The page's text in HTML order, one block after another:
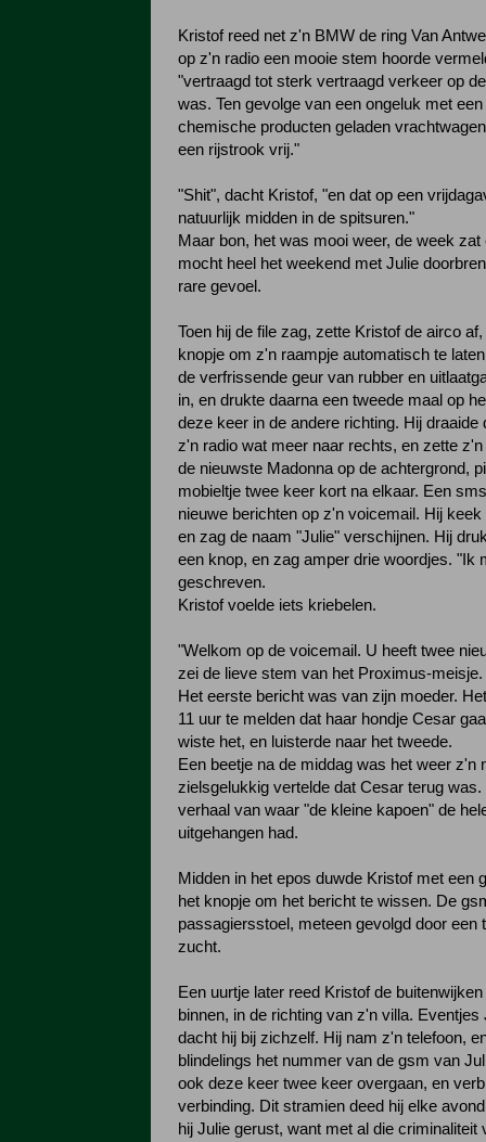
Kristof reed net z'n BMW de ring Van
op z'n radio een mooie stem hoorde
"vertraagd tot sterk vertraagd verkeer op
was. Ten gevolge van een ongeluk met
chemische producten geladen
een rijstrook vrij."
"Shit", dacht Kristof, "en dat op een
natuurlijk midden in de spitsuren."
Maar bon, het was mooi weer, de week zat
mocht heel het weekend met Julie
rare gevoel.
Toen hij de file zag, zette Kristof de airco
knopje om z'n raampje automatisch te
de verfrissende geur van rubber en
in, en drukte daarna een tweede maal op
deze keer in de andere richting. Hij draaide
z'n radio wat meer naar rechts, en zette
de nieuwste Madonna op de achtergrond,
mobieltje twee keer kort na elkaar. Een
nieuwe berichten op z'n voicemail. Hij keek
en zag de naam "Julie" verschijnen. Hij
een knop, en zag amper drie woordjes. "Ik
geschreven.
Kristof voelde iets kriebelen.
"Welkom op de voicemail. U heeft twee
zei de lieve stem van het Proximus-meisje.
Het eerste bericht was van zijn moeder.
11 uur te melden dat haar hondje Cesar
wiste het, en luisterde naar het tweede.
Een beetje na de middag was het weer z'n
zielsgelukkig vertelde dat Cesar terug
verhaal van waar "de kleine kapoen" de
uitgehangen had.
Midden in het epos duwde Kristof met een
het knopje om het bericht te wissen. De
passagiersstoel, meteen gevolgd door een
zucht.
Een uurtje later reed Kristof de
binnen, in de richting van z'n villa. Eventjes
dacht hij bij zichzelf. Hij nam z'n telefoon,
blindelings het nummer van de gsm van
ook deze keer twee keer overgaan, en
verbinding. Dit stramien deed hij elke
hij Julie gerust, want met al die criminaliteit